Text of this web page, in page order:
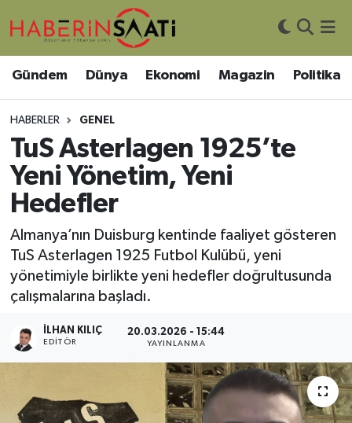
Gündem Dünya Ekonomi Magazin Politika
HABERLER GENEL
TuS Asterlagen 1925’te
Yeni Yönetim, Yeni
Hedefler
Almanya’nın Duisburg kentinde faaliyet gösteren
TuS Asterlagen 1925 Futbol Kulübü, yeni
yönetimiyle birlikte yeni hedefler doğrultusunda
çalışmalarına başladı.
İLHAN KILIÇ
EDITÖR
20.03.2026 - 15:44
YAYINLANMA
Asayiş
Bilim ve Teknoloji
Çevre
DIŞ HABER
Eğitim
Ekonomi
Genel
Gündem
Haberde İnsan
Nöbetçi Eczaneler
Hava Durumu
Trafik Durumu
Süper Lig Puan Durumu ve Fikstür
Son Dakika Haberleri
Haber Arşivi